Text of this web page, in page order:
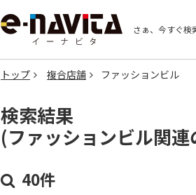
さぁ、今すぐ検
トップ 複合店舗 ファッションビル
検索結果
(ファッションビル関連
40件